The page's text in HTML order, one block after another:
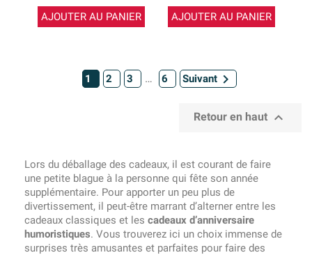
AJOUTER AU PANIER AJOUTER AU PANIER
1 2 3 … 6 Suivant 
Retour en haut 
Lors du déballage des cadeaux, il est courant de faire
une petite blague à la personne qui fête son année
supplémentaire. Pour apporter un peu plus de
divertissement, il peut-être marrant d’alterner entre les
cadeaux classiques et les cadeaux d’anniversaire
humoristiques. Vous trouverez ici un choix immense de
surprises très amusantes et parfaites pour faire des